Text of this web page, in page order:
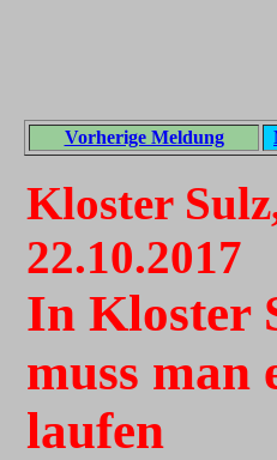
Vorherige Meldung
Kloster
22.10.2017
In Kloster
muss man
laufen